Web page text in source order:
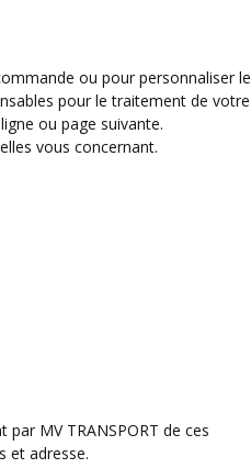
ou pour personnaliser le
pour le traitement de votre
ou page suivante.
vous concernant.
MV TRANSPORT de ces
et adresse.